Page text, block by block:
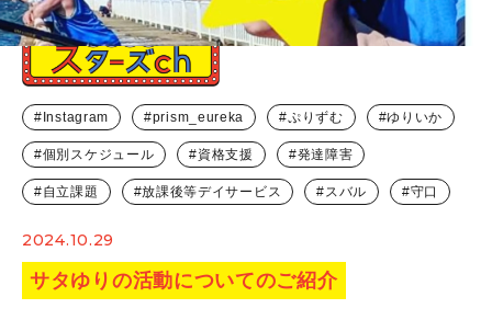
Instagram prism_eureka ぷりずむ ゆりいか
個別スケジュール 資格支援 発達障害
自立課題 放課後等デイサービス スバル 守口
2024.10.29
サタゆりの活動についてのご紹介